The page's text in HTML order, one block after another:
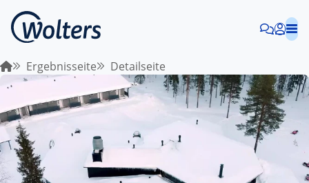
Ergebnisseite Detailseite